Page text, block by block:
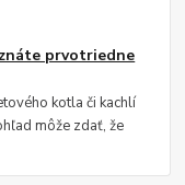
prvotriedne
kotla či kachlí
môže zdať, že